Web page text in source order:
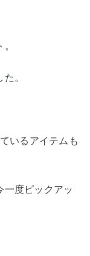
。
いるアイテムも
一度ピックアッ